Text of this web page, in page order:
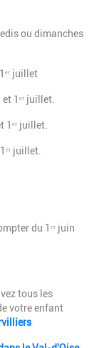
ou dimanches
juillet
1ᵉʳ juillet.
1ᵉʳ juillet.
juillet.
du 1ᵉʳ juin
tous les
votre enfant